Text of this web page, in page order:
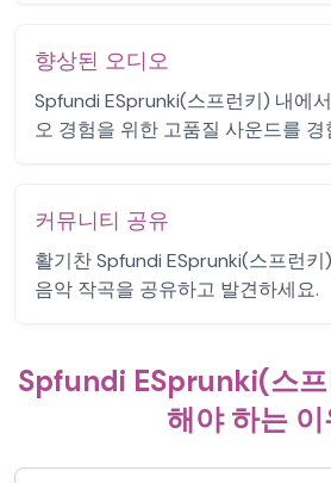
향상된 오디오
Spfundi ESprunki(스프런키) 내에
오 경험을 위한 고품질 사운드를 경
커뮤니티 공유
활기찬 Spfundi ESprunki(스프런
음악 작곡을 공유하고 발견하세요.
Spfundi ESprunki(스프
해야 하는 이